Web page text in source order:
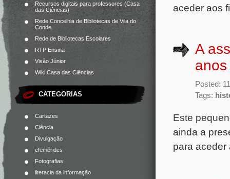
Recursos digitais para professores (Casa
das Ciências)
Rede Concelhia de Bibliotecas de Vila do
Conde
Rede de Bibliotecas Escolares
RTP Ensina
Visão Júnior
Wiki Casa das Ciências
CATEGORIAS
Cartazes
Ciência
Divulgação
efemérides
Fotografias
literacia da informação
aceder aos
A
anos
Posted:
Tags:
Este
ainda a
para aceder